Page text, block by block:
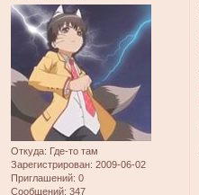
Откуда: Где-то там
Зарегистрирован: 2009-06-02
Приглашений: 0
Сообщений: 347